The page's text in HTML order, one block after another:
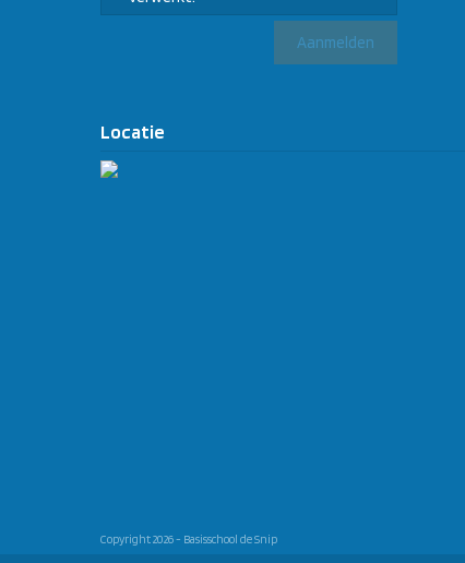
Locatie
Copyright 2026 - Basisschool de Snip